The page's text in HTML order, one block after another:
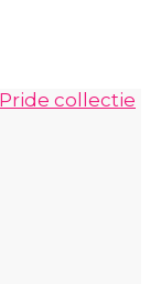
collectie